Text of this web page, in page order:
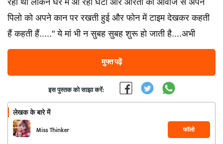
रही थी लेकिन घर में आ रही घंटी और आरती की आवाज से अपने
पिलो को अपने कान पर रखती हुई और फोन में टाइम देखकर कहती
हैं कहती हैं....." ये मां भी न सुबह सुबह शुरू हो जाती है....अभी
मुफ्त पढ़ें
इस पुस्तक को साझा करें:
लेखक के बारे में
Miss Thinker फॉलो